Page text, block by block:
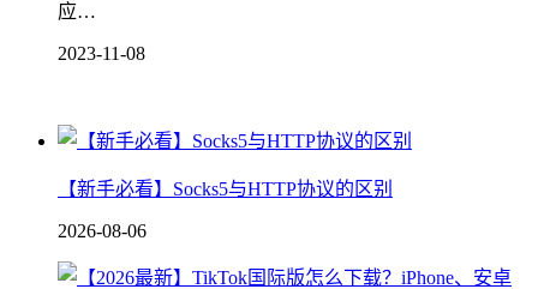
应…
2023-11-08
【新手必看】Socks5与HTTP协议的区别
2026-08-06